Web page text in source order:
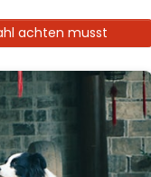
achten musst